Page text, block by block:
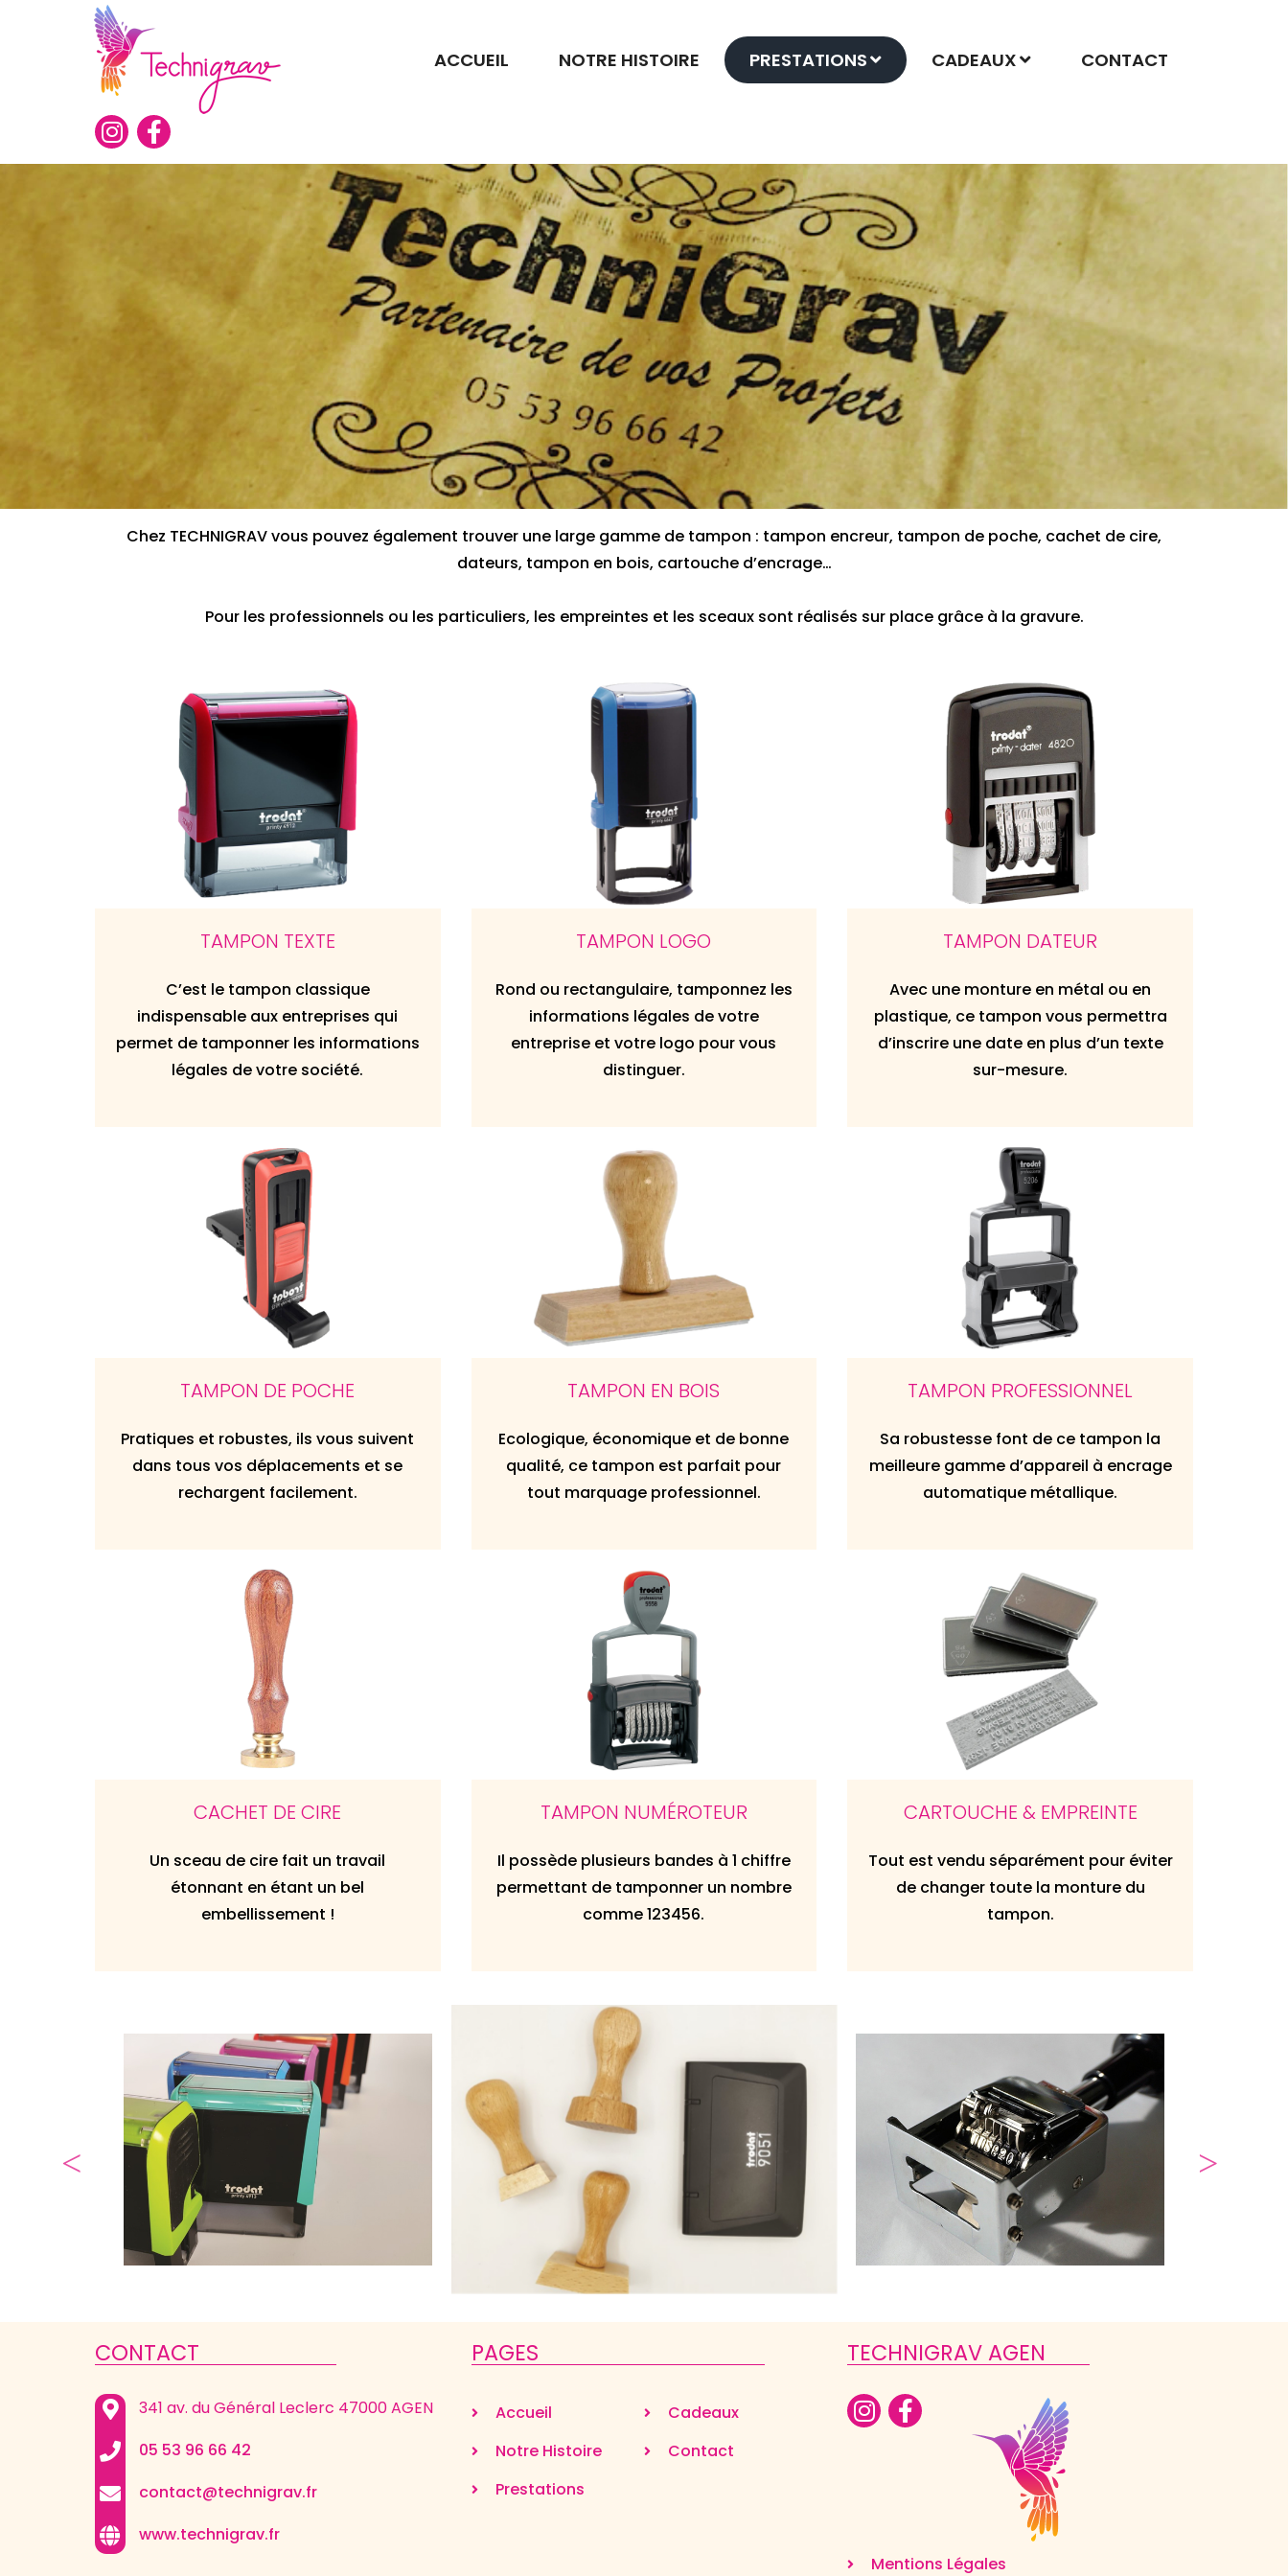
ACCUEIL NOTRE HISTOIRE PRESTATIONS CADEAUX CONTACT
Chez TECHNIGRAV vous pouvez également trouver une large gamme de tampon : tampon encreur, tampon de poche, cachet de cire,
dateurs, tampon en bois, cartouche d’encrage…
Pour les professionnels ou les particuliers, les empreintes et les sceaux sont réalisés sur place grâce à la gravure.
TAMPON TEXTE
C’est le tampon classique
indispensable aux entreprises qui
permet de tamponner les informations
légales de votre société.
TAMPON LOGO
Rond ou rectangulaire, tamponnez les
informations légales de votre
entreprise et votre logo pour vous
distinguer.
TAMPON DATEUR
Avec une monture en métal ou en
plastique, ce tampon vous permettra
d’inscrire une date en plus d’un texte
sur-mesure.
TAMPON DE POCHE
Pratiques et robustes, ils vous suivent
dans tous vos déplacements et se
rechargent facilement.
TAMPON EN BOIS
Ecologique, économique et de bonne
qualité, ce tampon est parfait pour
tout marquage professionnel.
TAMPON PROFESSIONNEL
Sa robustesse font de ce tampon la
meilleure gamme d’appareil à encrage
automatique métallique.
CACHET DE CIRE
Un sceau de cire fait un travail
étonnant en étant un bel
embellissement !
TAMPON NUMÉROTEUR
Il possède plusieurs bandes à 1 chiffre
permettant de tamponner un nombre
comme 123456.
CARTOUCHE & EMPREINTE
Tout est vendu séparément pour éviter
de changer toute la monture du
tampon.
Agrandir
CONTACT
341 av. du Général Leclerc 47000 AGEN
05 53 96 66 42
contact@technigrav.fr
www.technigrav.fr
PAGES
Accueil
Notre Histoire
Prestations
Cadeaux
Contact
TECHNIGRAV AGEN
Mentions Légales
Nous utilisons des cookies et d'autres
technologies de suivi pour améliorer votre
expérience de navigation sur notre site, pour
vous montrer un contenu personnalisé et
pour analyser le trafic de notre site et pour
comprendre la provenance de nos visiteurs.
Notre site utilise les services de Google pour
les mesures d'audience.
Consulter nos mentions légales